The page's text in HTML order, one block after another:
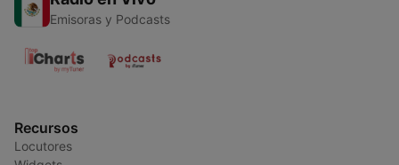
Emisoras y Podcasts
Recursos
Locutores